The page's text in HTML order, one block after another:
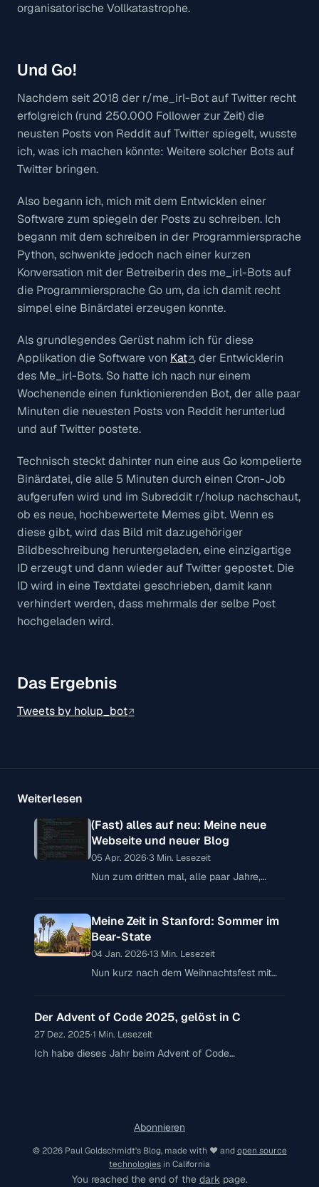
organisatorische Vollkatastrophe.
Und Go!
Nachdem seit 2018 der r/me_irl-Bot auf Twitter recht
erfolgreich (rund 250.000 Follower zur Zeit) die
neusten Posts von Reddit auf Twitter spiegelt, wusste
ich, was ich machen könnte: Weitere solcher Bots auf
Twitter bringen.
Also begann ich, mich mit dem Entwicklen einer
Software zum spiegeln der Posts zu schreiben. Ich
begann mit dem schreiben in der Programmiersprache
Python, schwenkte jedoch nach einer kurzen
Konversation mit der Betreiberin des me_irl-Bots auf
die Programmiersprache Go um, da ich damit recht
simpel eine Binärdatei erzeugen konnte.
Als grundlegendes Gerüst nahm ich für diese
Applikation die Software von Kat , der Entwicklerin
des Me_irl-Bots. So hatte ich nach nur einem
Wochenende einen funktionierenden Bot, der alle paar
Minuten die neuesten Posts von Reddit herunterlud
und auf Twitter postete.
Technisch steckt dahinter nun eine aus Go kompelierte
Binärdatei, die alle 5 Minuten durch einen Cron-Job
aufgerufen wird und im Subreddit r/holup nachschaut,
ob es neue, hochbewertete Memes gibt. Wenn es
diese gibt, wird das Bild mit dazugehöriger
Bildbeschreibung heruntergeladen, eine einzigartige
ID erzeugt und dann wieder auf Twitter gepostet. Die
ID wird in eine Textdatei geschrieben, damit kann
verhindert werden, dass mehrmals der selbe Post
hochgeladen wird.
Das Ergebnis
Tweets by holup_bot
Weiterlesen
(Fast) alles auf neu: Meine neue
Webseite und neuer Blog
05 Apr. 2026·3 Min. Lesezeit
Nun zum dritten mal, alle paar Jahre,
Zeit sind – bei meiner privaten Webseite
Meine Zeit in Stanford: Sommer im
Bear-State
04 Jan. 2026·13 Min. Lesezeit
Nun kurz nach dem Weihnachtsfest mit
doch etwas kühleren Temperaturen,
schaffe ich es nun, über
Der Advent of Code 2025, gelöst in C
27 Dez. 2025·1 Min. Lesezeit
Ich habe dieses Jahr beim Advent of Code
Abonnieren
© 2026 Paul Goldschmidt's Blog, made with ♥︎ andopen source
technologies in California
You reached the end of the darkpage.